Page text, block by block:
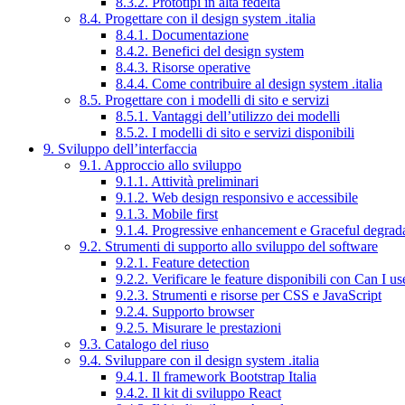
8.4. Progettare con il design system .italia
8.4.1. Documentazione
8.4.2. Benefici del design system
8.4.3. Risorse operative
8.4.4. Come contribuire al design system .italia
8.5. Progettare con i modelli di sito e servizi
8.5.1. Vantaggi dell’utilizzo dei modelli
8.5.2. I modelli di sito e servizi disponibili
9. Sviluppo dell’interfaccia
9.1. Approccio allo sviluppo
9.1.1. Attività preliminari
9.1.2. Web design responsivo e accessibile
9.1.3. Mobile first
9.1.4. Progressive enhancement e Graceful
9.2. Strumenti di supporto allo sviluppo del software
9.2.1. Feature detection
9.2.2. Verificare le feature disponibili con Can I
9.2.3. Strumenti e risorse per CSS e JavaScript
9.2.4. Supporto browser
9.2.5. Misurare le prestazioni
9.3. Catalogo del riuso
9.4. Sviluppare con il design system .italia
9.4.1. Il framework Bootstrap Italia
9.4.2. Il kit di sviluppo React